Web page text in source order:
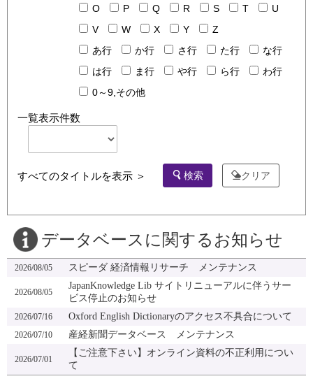
O
P Q R S T
U
V
W X Y
Z
あ行
か行 さ行 た行
な行
は行
ま行 や行 ら行
わ行
0～9,その他
一覧表示件数
すべてのタイトルを表示 ＞ 検索 クリア
データベースに関するお知らせ
2026/08/05 スピーダ 経済情報リサーチ メンテナンス
2026/08/05
JapanKnowledge Lib サイトリニューアルに伴うサー
ビス停止のお知らせ
2026/07/16 Oxford English Dictionaryのアクセス不具合について
2026/07/10 産経新聞データベース メンテナンス
2026/07/01
【ご注意下さい】オンライン資料の不正利用につい
て